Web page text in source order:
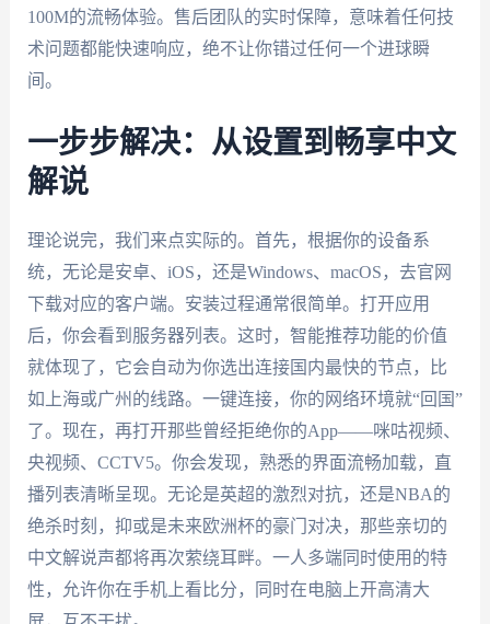
100M的流畅体验。售后团队的实时保障，意味着任何技
术问题都能快速响应，绝不让你错过任何一个进球瞬
间。
一步步解决：从设置到畅享中文
解说
理论说完，我们来点实际的。首先，根据你的设备系
统，无论是安卓、iOS，还是Windows、macOS，去官网
下载对应的客户端。安装过程通常很简单。打开应用
后，你会看到服务器列表。这时，智能推荐功能的价值
就体现了，它会自动为你选出连接国内最快的节点，比
如上海或广州的线路。一键连接，你的网络环境就“回国”
了。现在，再打开那些曾经拒绝你的App——咪咕视频、
央视频、CCTV5。你会发现，熟悉的界面流畅加载，直
播列表清晰呈现。无论是英超的激烈对抗，还是NBA的
绝杀时刻，抑或是未来欧洲杯的豪门对决，那些亲切的
中文解说声都将再次萦绕耳畔。一人多端同时使用的特
性，允许你在手机上看比分，同时在电脑上开高清大